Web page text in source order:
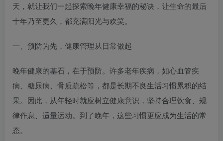
天，就让我们一起探索晚年健康幸福的秘诀，让生命的最后
十年乃至更久，都充满阳光与欢笑。​
一、预防为先，健康管理从日常做起​
晚年健康的基石，在于预防。许多老年疾病，如心血管疾
病、糖尿病、骨质疏松等，都是长期不良生活习惯累积的结
果。因此，从年轻时就应树立健康意识，坚持合理饮食、规
律作息、适量运动。到了晚年，这些习惯更应成为生活的常
态。​